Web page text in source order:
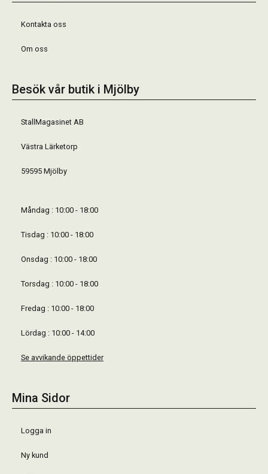
Kontakta oss
Om oss
Besök vår butik i Mjölby
StallMagasinet AB
Västra Lärketorp
59595 Mjölby
Måndag : 10:00 - 18:00
Tisdag : 10:00 - 18:00
Onsdag : 10:00 - 18:00
Torsdag : 10:00 - 18:00
Fredag : 10:00 - 18:00
Lördag : 10:00 - 14:00
Se avvikande öppettider
Mina Sidor
Logga in
Ny kund